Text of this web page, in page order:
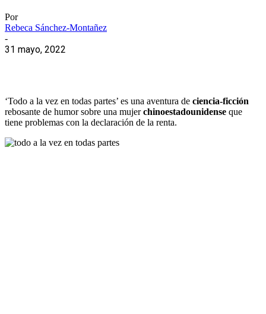
Por
Rebeca Sánchez-Montañez
-
31 mayo, 2022
‘Todo a la vez en todas partes’ es una aventura de ciencia-ficción
rebosante de humor sobre una mujerchinoestadounidense que
tiene problemas con la declaración de la renta.